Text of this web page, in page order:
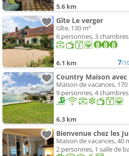
5.6 km
Gîte Le verger
Gîte, 130 m²
6 personnes, 3
6.1 km 7/10
Country Maison avec
Maison de vacances, 170
9 personnes, 4
6.3 km
Bienvenue chez les Ju
Maison de vacances, 40
2 personnes, 1 salle de